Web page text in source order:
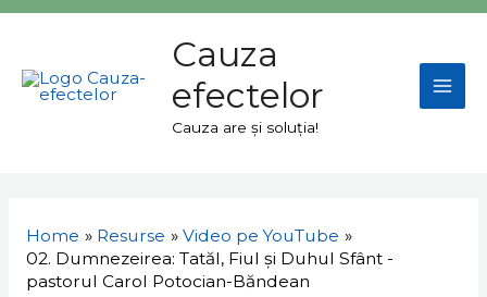
Skip
content
Cauza
efectelor
Cauza are și soluția!
Home Resurse
Video pe YouTube
02. Dumnezeirea: Tatăl, Fiul și Duhul Sfânt -
pastorul Carol Potocian-Băndean
articole